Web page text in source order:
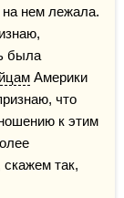
на нем лежала.
была
Америки
что
к этим
так,